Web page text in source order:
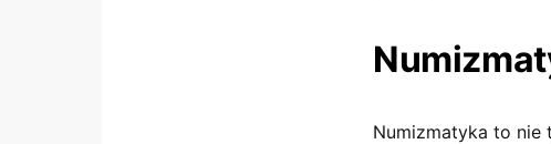
Numizmatyka to nie